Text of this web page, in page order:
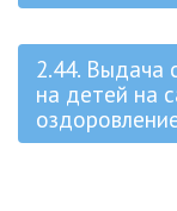
2.44. Выдача
на детей на